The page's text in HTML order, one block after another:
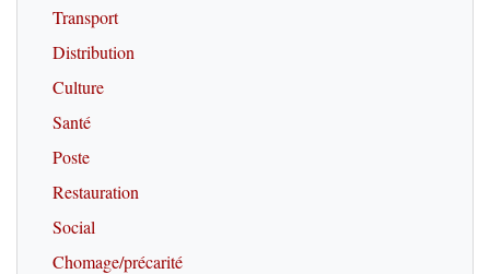
Transport
Distribution
Culture
Santé
Poste
Restauration
Social
Chomage/précarité